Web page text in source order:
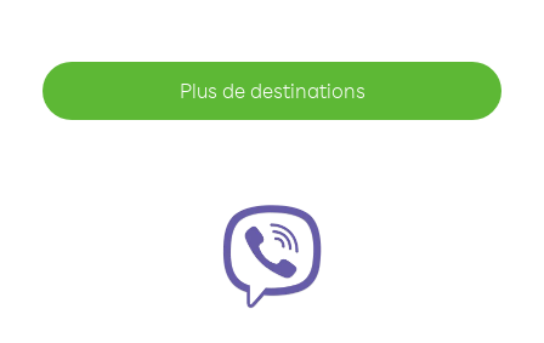
Plus de destinations